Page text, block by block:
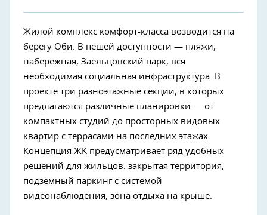
Жилой комплекс комфорт-класса возводится на
берегу Оби. В пешей доступности — пляжи,
набережная, Заельцовский парк, вся
необходимая социальная инфраструктура. В
проекте три разноэтажные секции, в которых
предлагаются различные планировки — от
компактных студий до просторных видовых
квартир с террасами на последних этажах.
Концепция ЖК предусматривает ряд удобных
решений для жильцов: закрытая территория,
подземный паркинг с системой
видеонаблюдения, зона отдыха на крыше.